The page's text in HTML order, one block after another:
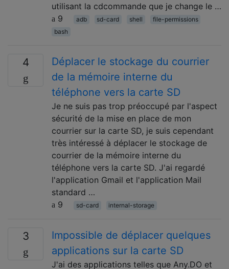
utilisant la cdcommande que je change le …
9
adb sd-card shell
file-permissions
bash
4
Déplacer le stockage du courrier
de la mémoire interne du
téléphone vers la carte SD
Je ne suis pas trop préoccupé par l'aspect
sécurité de la mise en place de mon
courrier sur la carte SD, je suis cependant
très intéressé à déplacer le stockage de
courrier de la mémoire interne du
téléphone vers la carte SD. J'ai regardé
l'application Gmail et l'application Mail
standard …
9
sd-card internal-storage
3
Impossible de déplacer quelques
applications sur la carte SD
J'ai des applications telles que Any.DO et